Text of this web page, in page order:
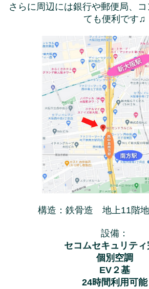
さらに周辺には銀行や郵便局、
ても便利です♫
構造：鉄骨造 地上11階
設備：
セコムセキュリテ
個別空調
EV２基
24時間利用可能